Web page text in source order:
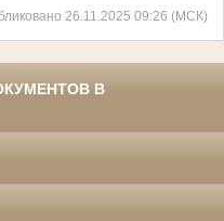
26.11.2025 09:26 (МСК)
В